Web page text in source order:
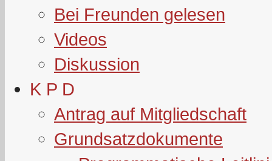
Bei Freunden gelesen
Videos
Diskussion
K P D
Antrag auf Mitgliedschaft
Grundsatzdokumente